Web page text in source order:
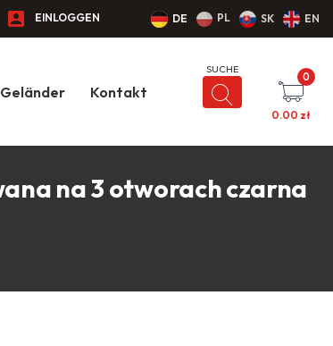
EINLOGGEN DE PL SK EN
Kontakt
0
0.00 zł
na 3 otworach czarna